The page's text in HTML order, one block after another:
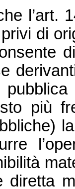
l’art.
di
più
diretta